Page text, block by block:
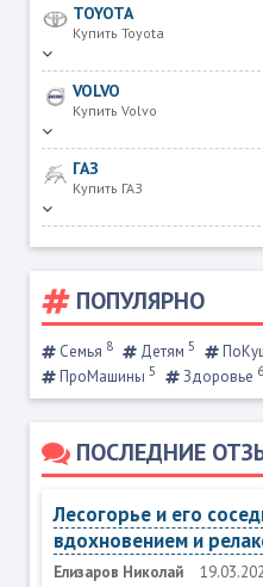
TOYOTA
Купить Toyota
VOLVO
Купить Volvo
ГАЗ
Купить ГАЗ
ПОПУЛЯРНО
Семья 8 Детям 5
ПроМашины 5 Здоровье 6
ПОСЛЕДНИЕ
Лесогорье и его
вдохновением и
Елизаров Николай